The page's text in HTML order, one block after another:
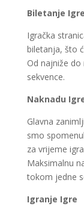
Biletanje Igre
Igračka
biletanja, što
Od najniže
sekvence.
Naknadu
Glavna
smo
za vrijeme
Maksimalnu
tokom jedne
Igranje Igre